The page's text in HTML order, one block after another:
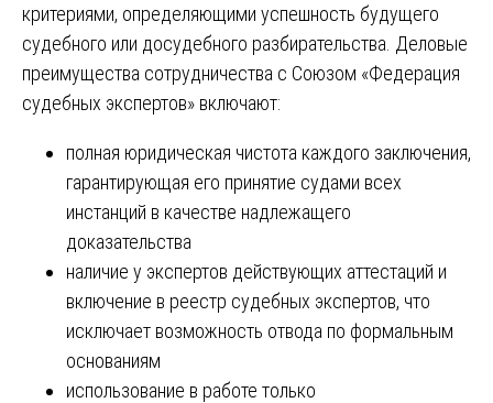
критериями, определяющими успешность будущего
судебного или досудебного разбирательства. Деловые
преимущества сотрудничества с Союзом «Федерация
судебных экспертов» включают:
полная юридическая чистота каждого заключения,
гарантирующая его принятие судами всех
инстанций в качестве надлежащего
доказательства
наличие у экспертов действующих аттестаций и
включение в реестр судебных экспертов, что
исключает возможность отвода по формальным
основаниям
использование в работе только